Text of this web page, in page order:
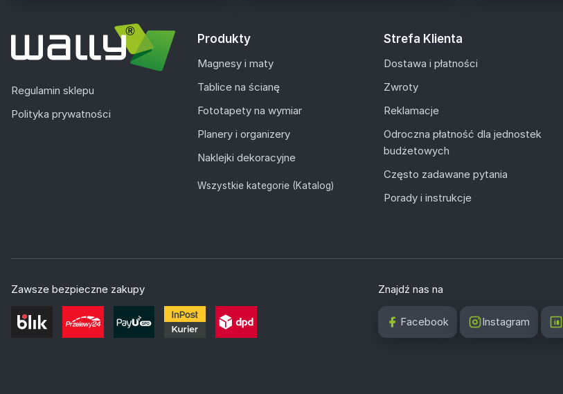
Regulamin sklepu
Polityka prywatności
Produkty
Magnesy i maty
Tablice na ścianę
Fototapety na wymiar
Planery i organizery
Naklejki dekoracyjne
Wszystkie kategorie (Katalog)
Strefa Klienta
Dostawa i płatności
Zwroty
Reklamacje
Odroczna płatność dla jednostek
budżetowych
Często zadawane pytania
Porady i instrukcje
Zawsze bezpieczne zakupy Znajdź nas na
Facebook Instagram